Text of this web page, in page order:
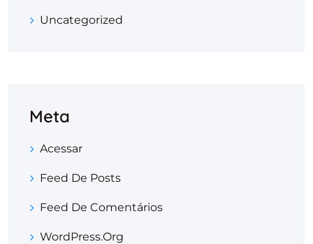
Uncategorized
Meta
Acessar
Feed De Posts
Feed De Comentários
WordPress.org